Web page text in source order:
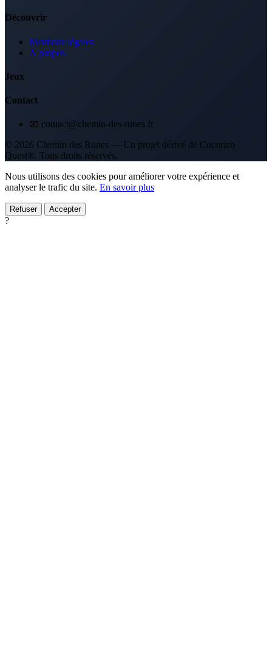
Découvrir
Mentions légales
À propos
Jeux
Contact
📧 contact@chemin-des-runes.fr
© 2026 Chemin des Runes — Un projet dérivé de Cocorico
Quest®. Tous droits réservés.
Nous utilisons des cookies pour améliorer votre expérience et
analyser le trafic du site. En savoir plus
Refuser Accepter
?